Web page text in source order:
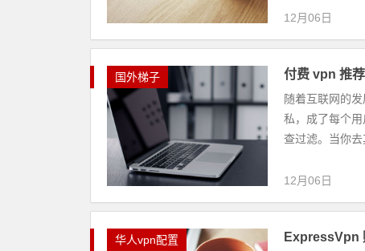
12月06日
国外梯子 付费 vpn 推荐
随着互联网的
私，成了每个
查过滤。当你去
12月06日
华人vpn配置 ExpressVpn